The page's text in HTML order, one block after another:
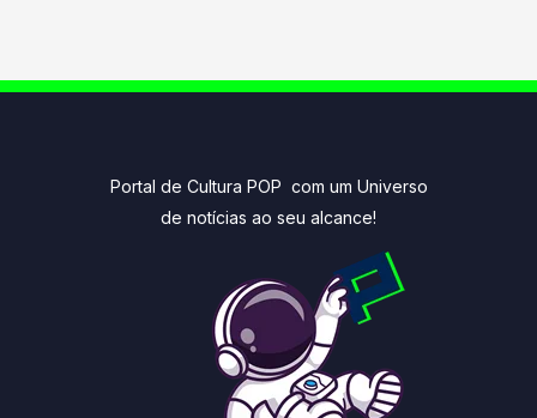
Portal de Cultura POP com um Universo
de notícias ao seu alcance!